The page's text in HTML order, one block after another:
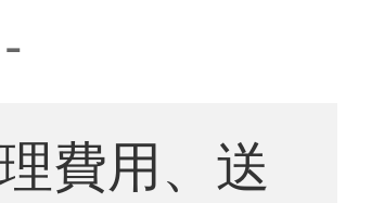
費用、送